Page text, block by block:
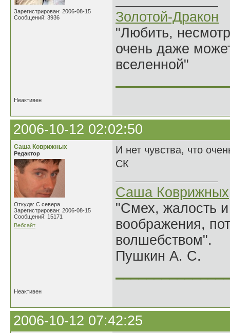
Зарегистрирован: 2006-08-15
Сообщений: 3936
Золотой-Дракон
"Любить,
очень даже
вселенной"
Неактивен
2006-10-12 02:02:50
Саша Коврижных
Редактор
Откуда: С севера.
Зарегистрирован: 2006-08-15
Сообщений: 15171
Вебсайт
И нет чувства, что
СК
Саша Коврижных
"Смех, жалость
воображения,
волшебством".
Пушкин А. С.
Неактивен
2006-10-12 07:42:25